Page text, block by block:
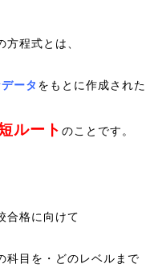
方程式とは、
ータ をもとに作成された
ルート のことです。
合格に向けて
科目を・どのレベルまで